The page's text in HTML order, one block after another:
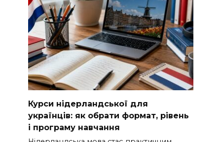
Курси нідерландської для
українців: як обрати формат, рівень
і програму навчання